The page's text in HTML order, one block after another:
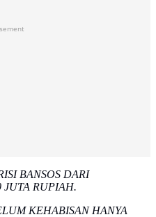
BANSOS DARI
JUTA RUPIAH.
KEHABISAN HANYA